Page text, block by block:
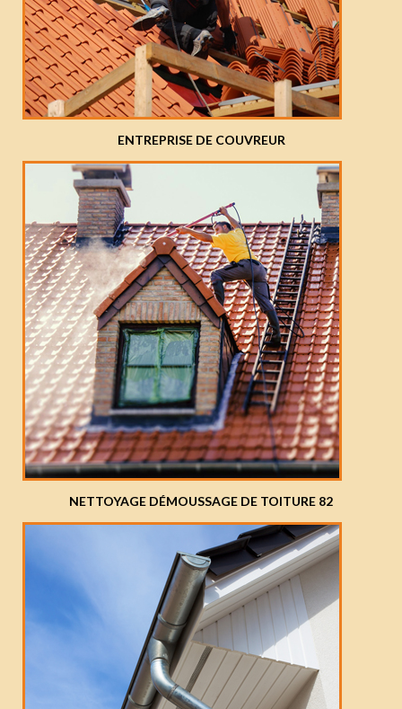
ENTREPRISE DE COUVREUR
NETTOYAGE DÉMOUSSAGE DE TOITURE 82